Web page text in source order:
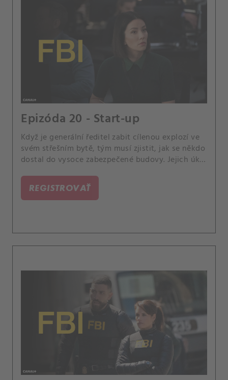
Epizóda 20 - Start-up
Když je generální ředitel zabit cílenou explozí ve
svém střešním bytě, tým musí zjistit, jak se někdo
dostal do vysoce zabezpečené budovy. Jejich úkol
může být dílem umělé inteligence.
REGISTROVAŤ